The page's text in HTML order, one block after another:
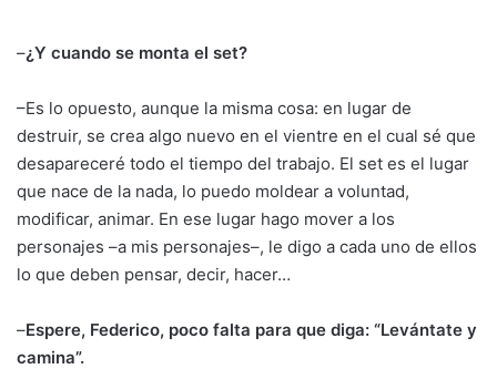
–¿Y cuando se monta el set?
–Es lo opuesto, aunque la misma cosa: en lugar de
destruir, se crea algo nuevo en el vientre en el cual sé que
desapareceré todo el tiempo del trabajo. El set es el lugar
que nace de la nada, lo puedo moldear a voluntad,
modificar, animar. En ese lugar hago mover a los
personajes –a mis personajes–, le digo a cada uno de ellos
lo que deben pensar, decir, hacer…
–Espere, Federico, poco falta para que diga: “Levántate y
camina”.